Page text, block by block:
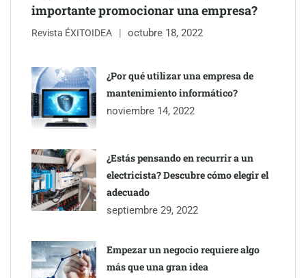
importante promocionar una empresa?
Revista ÉXITOIDEA octubre 18, 2022
¿Por qué utilizar una empresa de
mantenimiento informático?
noviembre 14, 2022
¿Estás pensando en recurrir a un
electricista? Descubre cómo elegir el
adecuado
septiembre 29, 2022
Empezar un negocio requiere algo
más que una gran idea